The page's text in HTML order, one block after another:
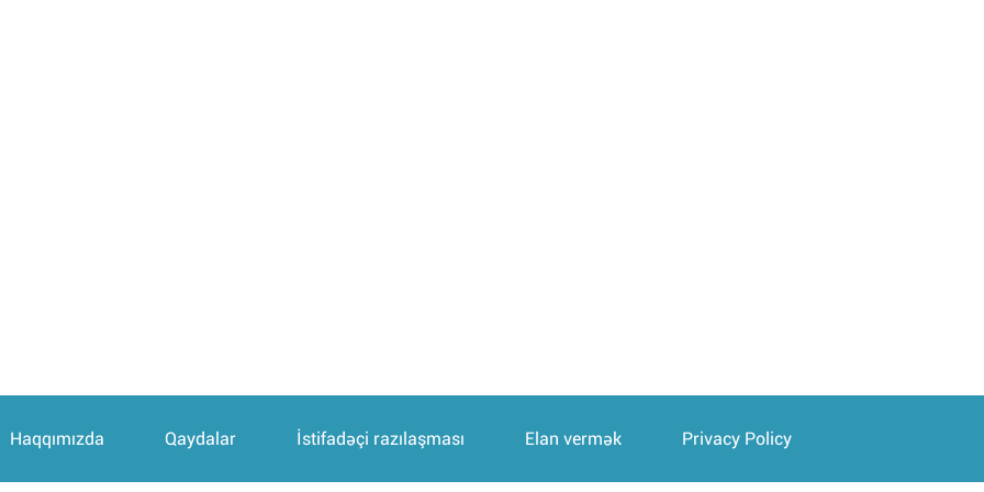
Haqqımızda Qaydalar İstifadəçi razılaşması Elan vermək Privacy Policy